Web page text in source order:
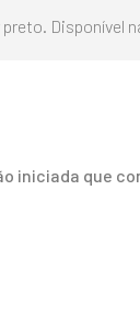
preto. Disponível
iniciada que